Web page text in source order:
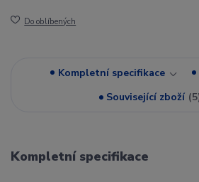
Do oblíbených
Kompletní specifikace
Související zboží 5
Kompletní specifikace